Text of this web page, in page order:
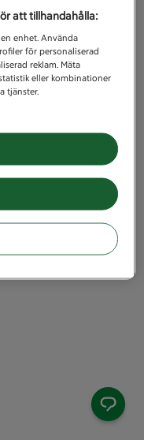
att tillhandahålla:
enhet. Använda
för personaliserad
reklam. Mäta
eller kombinationer
tjänster.